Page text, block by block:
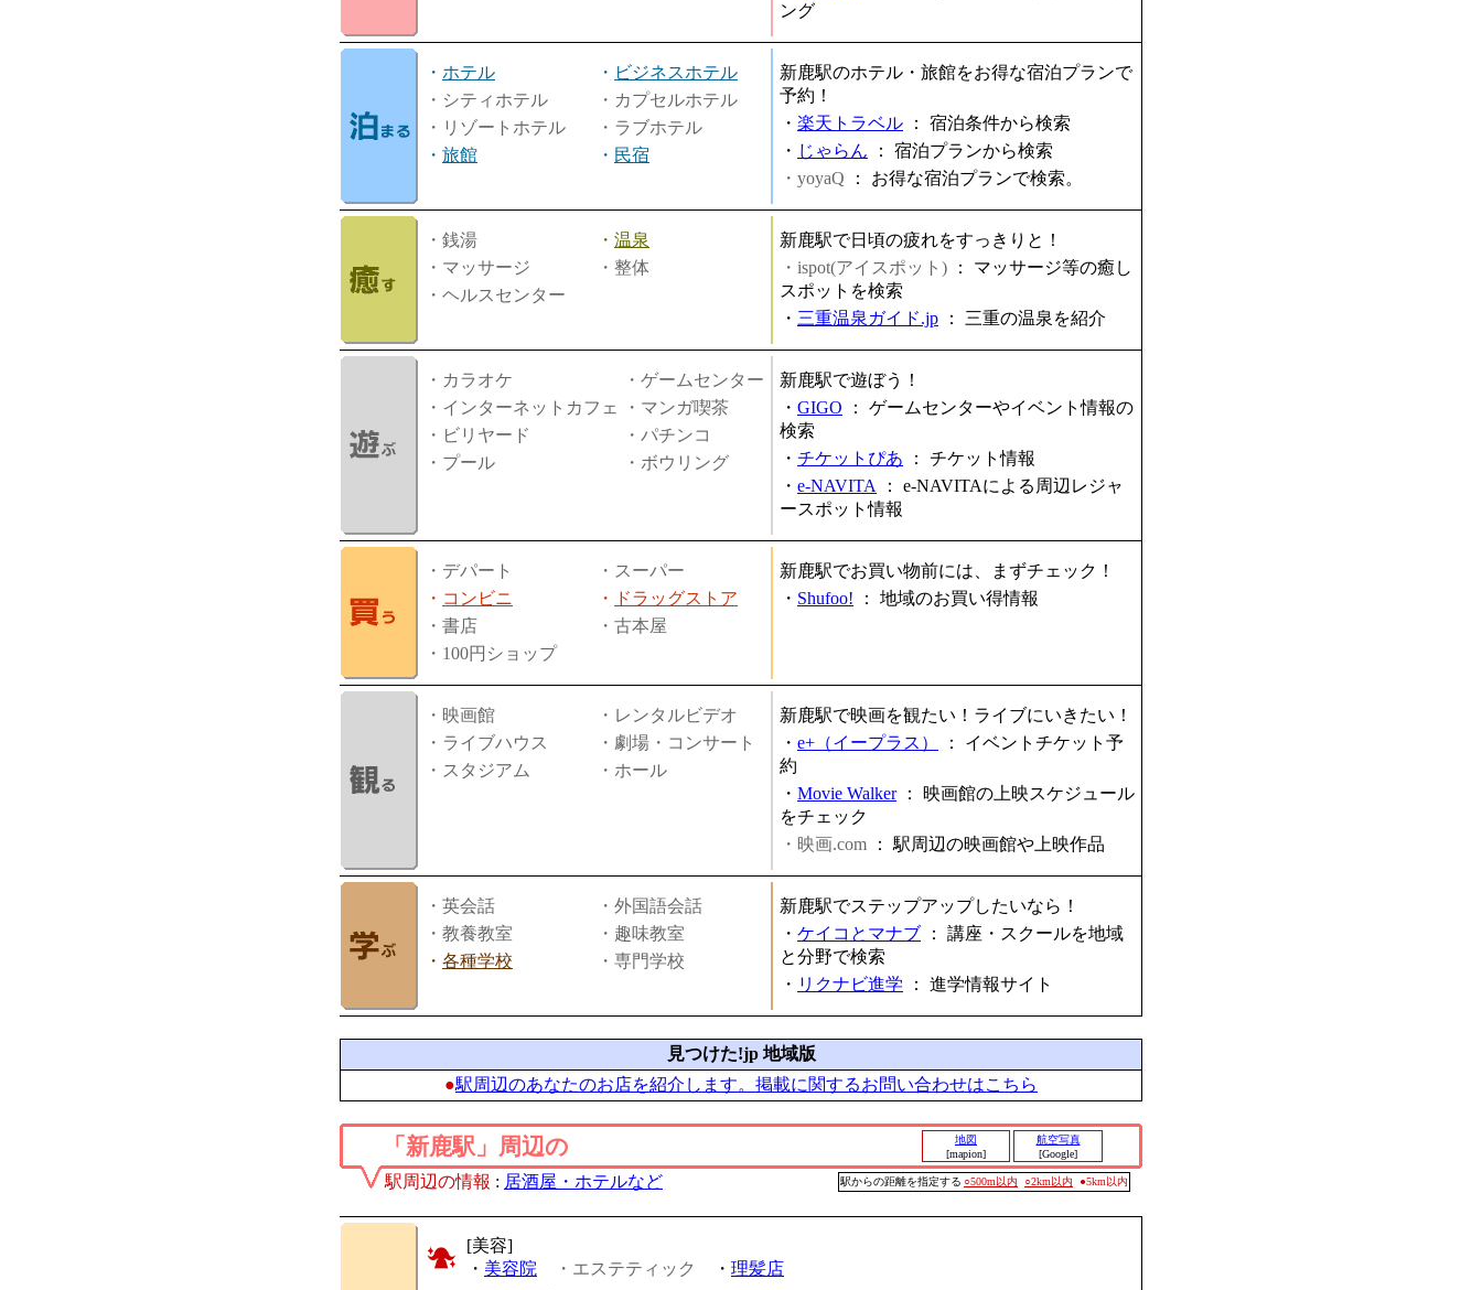
ング
・ ホテル ・ ビジネスホテル
・シティホテル
・カプセルホテル
・リゾートホテル
・ラブホテル
・ 旅館 ・ 民宿
新鹿駅のホテル・旅館をお得な宿泊プランで
予約！
・ 楽天トラベル ： 宿泊条件から検索
・ じゃらん ： 宿泊プランから検索
・yoyaQ ： お得な宿泊プランで検索。
・銭湯 ・ 温泉
・マッサージ
・整体
・ヘルスセンター
新鹿駅で日頃の疲れをすっきりと！
・ispot(アイスポット) ： マッサージ等の癒し
スポットを検索
・ 三重温泉ガイド.jp ： 三重の温泉を紹介
・カラオケ
・ゲームセンター
・インターネットカフェ
・マンガ喫茶
・ビリヤード
・パチンコ
・プール
・ボウリング
新鹿駅で遊ぼう！
・ GIGO ： ゲームセンターやイベント情報の
検索
・ チケットぴあ ： チケット情報
・ e-NAVITA ： e-NAVITAによる周辺レジャ
ースポット情報
・デパート
・スーパー
・ コンビニ ・
ドラッグストア
・書店
・古本屋
・100円ショップ
新鹿駅でお買い物前には、まずチェック！
・ Shufoo! ： 地域のお買い得情報
・映画館
・レンタルビデオ
・ライブハウス
・劇場・コンサート
・スタジアム
・ホール
新鹿駅で映画を観たい！ライブにいきたい！
・ e+（イープラス） ： イベントチケット予
約
・ Movie Walker： 映画館の上映スケジュール
をチェック
・映画.com ： 駅周辺の映画館や上映作品
・英会話
・外国語会話
・教養教室
・趣味教室
・ 各種学校 ・専門学校
新鹿駅でステップアップしたいなら！
・ ケイコとマナブ ： 講座・スクールを地域
と分野で検索
・ リクナビ進学 ： 進学情報サイト
見つけた!jp 地域版
●駅周辺のあなたのお店を紹介します。掲載に関するお問い合わせはこちら
「新鹿駅」周辺の
地図
[mapion]
航空写真
[Google]
駅周辺の情報 : 居酒屋・ホテルなど 駅からの距離を指定する ○500m以内 ○2km以内 ●5km以内
[美容]
・ 美容院 ・エステティック ・ 理髪店